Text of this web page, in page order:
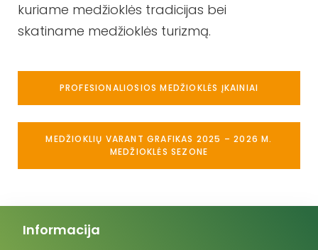
kuriame medžioklės tradicijas bei
skatiname medžioklės turizmą.
PROFESIONALIOSIOS MEDŽIOKLĖS ĮKAINIAI
MEDŽIOKLIŲ VARANT GRAFIKAS 2025 – 2026 M.
MEDŽIOKLĖS SEZONE
Informacija